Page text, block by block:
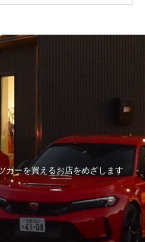
カーを買えるお店をめざします